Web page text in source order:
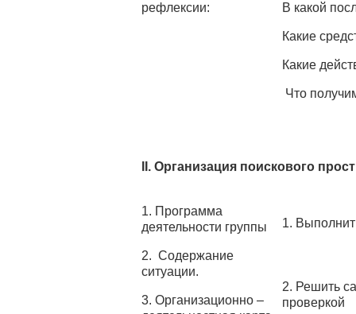
рефлексии:
В какой
Какие
Какие
Что
II. Организация поискового
1. Программа
деятельности группы
2. Содержание
ситуации.
3. Организационно –
1.
2. Решить
проверкой